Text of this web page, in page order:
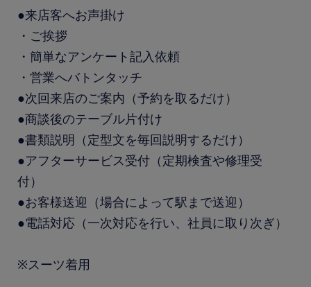
●来店客へお声掛け
・ご挨拶
・簡単なアンケート記入依頼
・営業へバトンタッチ
●次回来店のご案内（予約を取るだけ）
●商談後のテーブル片付け
●書類説明（定型文を毎回説明するだけ）
●アフターサービス受付（定期検査や修理受
付）
●お客様送迎（場合によって駅まで送迎）
●電話対応（一次対応を行い、社員に取り次ぎ）
※スーツ着用